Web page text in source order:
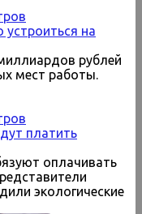
устроиться на
рублей
мест работы.
платить
оплачивать
экологические